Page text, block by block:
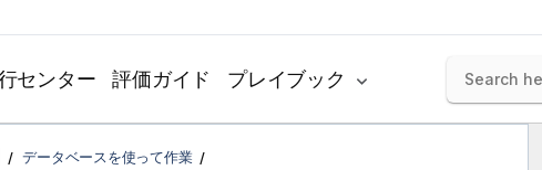
センター 評価ガイド プレイブック
データベースを使って作業